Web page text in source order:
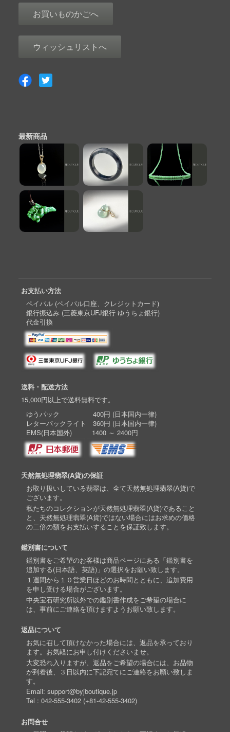
お買いものかごへ
ウィッシュリストへ
最新商品
お支払い方法
ペイパル (ペイパル口座、クレジットカード)
銀行振込み (三菱東京UFJ銀行 ゆうちょ銀行)
代金引換
送料・配送方法
15,000円以上で送料無料です。
ゆうパック 400円 (日本国内一律)
レターパックライト 360円 (日本国内一律)
EMS(日本国外) 1400 ～ 2400円
天然無処理翡翠(A貨)の保証
お取り扱いしている翡翠は、全て天然無処理翡翠(A貨)で
ございます。
私たちのコレクションが天然無処理翡翠(A貨)であること
と、天然無処理翡翠(A貨)ではない場合にはお求めの価格
の二倍の額をお支払いすることを保証致します。
鑑別書について
鑑別書をご希望のお客様は商品ページにある「鑑別書を
追加する(日本語、英語)」の選択をお願い致します。
１週間から１０営業日ほどのお時間とともに、追加費用
を申し受ける場合がございます。
中央宝石研究所以外での鑑別書作成をご希望の場合に
は、事前にご連絡を頂けますようお願い致します。
返品について
お気に召して頂けなかった場合には、返品を承っており
ます。お気軽にお申し付けくださいませ。
大変恐れ入りますが、返品をご希望の場合には、お品物
が到着後、３日以内に下記宛てにご連絡をお願い致しま
す。
Email: support@byjboutique.jp
Tel : 042-555-3402(+81-42-555-3402)
お問合せ